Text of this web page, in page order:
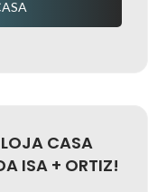
CASA
ISA + ORTIZ!